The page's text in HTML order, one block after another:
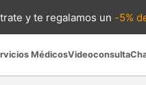
yte regalamos un -5%
MédicosVideoconsulta